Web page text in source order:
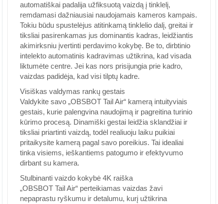
automatiškai padalija užfiksuotą vaizdą į tinklelį,
remdamasi dažniausiai naudojamais kameros kampais.
Tokiu būdu spustelėjus atitinkamą tinklelio dalį, greitai ir
tiksliai pasirenkamas jus dominantis kadras, leidžiantis
akimirksniu įvertinti perdavimo kokybę. Be to, dirbtinio
intelekto automatinis kadravimas užtikrina, kad visada
liktumėte centre. Jei kas nors prisijungia prie kadro,
vaizdas padidėja, kad visi tilptų kadre.
Visiškas valdymas rankų gestais
Valdykite savo „OBSBOT Tail Air“ kamerą intuityviais
gestais, kurie palengvina naudojimą ir pagreitina turinio
kūrimo procesą. Dinamiški gestai leidžia sklandžiai ir
tiksliai priartinti vaizdą, todėl realiuoju laiku puikiai
pritaikysite kamerą pagal savo poreikius. Tai idealiai
tinka visiems, ieškantiems patogumo ir efektyvumo
dirbant su kamera.
Stulbinanti vaizdo kokybė 4K raiška
„OBSBOT Tail Air“ perteikiamas vaizdas žavi
nepaprastu ryškumu ir detalumu, kurį užtikrina